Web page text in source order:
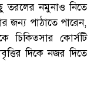
তরলের নমুনাও নিতে
জন্য পাঠাতে পারেন,
চিকিত্সার কোর্সটি
দিকে নজর দিতে